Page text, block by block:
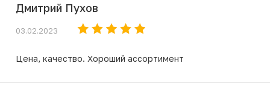
Дмитрий Пухов
03.02.2023
Цена, качество. Хороший ассортимент